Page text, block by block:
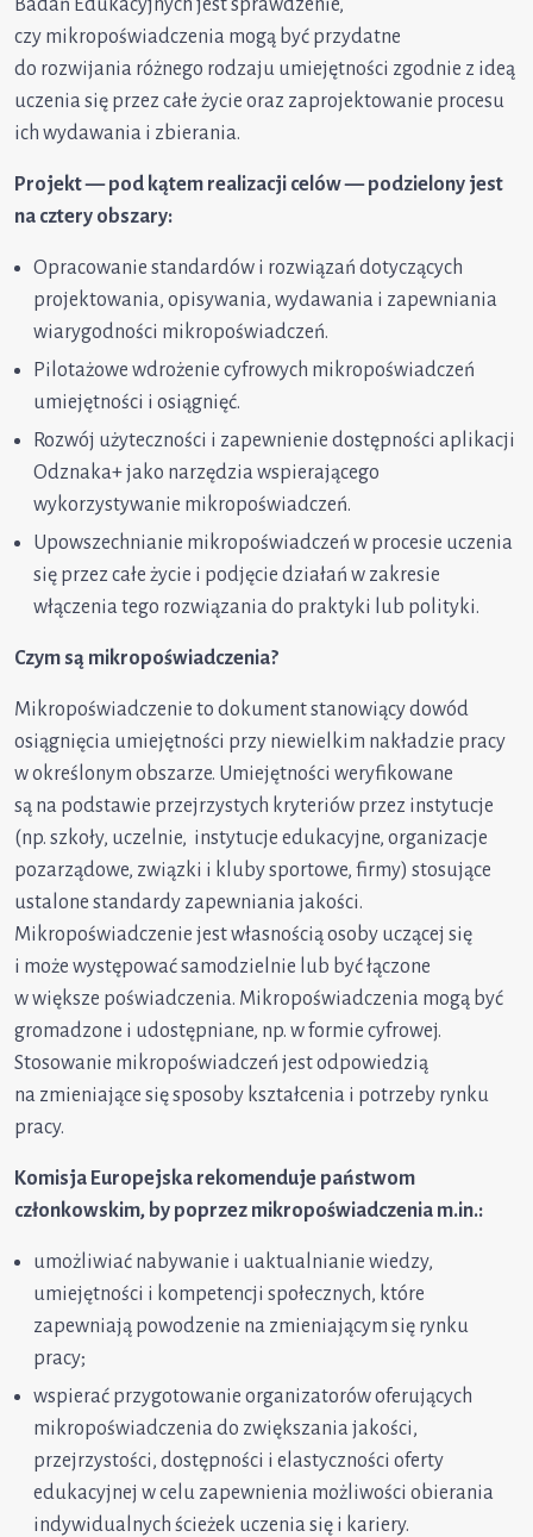
Badań Edukacyjnych jest sprawdzenie,
czy mikropoświadczenia mogą być przydatne
do rozwijania różnego rodzaju umiejętności zgodnie z ideą
uczenia się przez całe życie oraz zaprojektowanie procesu
ich wydawania i zbierania.
Projekt — pod kątem realizacji celów — podzielony jest
na cztery obszary:
Opracowanie standardów i rozwiązań dotyczących
projektowania, opisywania, wydawania i zapewniania
wiarygodności mikropoświadczeń.
Pilotażowe wdrożenie cyfrowych mikropoświadczeń
umiejętności i osiągnięć.
Rozwój użyteczności i zapewnienie dostępności aplikacji
Odznaka+ jako narzędzia wspierającego
wykorzystywanie mikropoświadczeń.
Upowszechnianie mikropoświadczeń w procesie uczenia
się przez całe życie i podjęcie działań w zakresie
włączenia tego rozwiązania do praktyki lub polityki.
Czym są mikropoświadczenia?
Mikropoświadczenie to dokument stanowiący dowód
osiągnięcia umiejętności przy niewielkim nakładzie pracy
w określonym obszarze. Umiejętności weryfikowane
są na podstawie przejrzystych kryteriów przez instytucje
(np. szkoły, uczelnie, instytucje edukacyjne, organizacje
pozarządowe, związki i kluby sportowe, firmy) stosujące
ustalone standardy zapewniania jakości.
Mikropoświadczenie jest własnością osoby uczącej się
i może występować samodzielnie lub być łączone
w większe poświadczenia. Mikropoświadczenia mogą być
gromadzone i udostępniane, np. w formie cyfrowej.
Stosowanie mikropoświadczeń jest odpowiedzią
na zmieniające się sposoby kształcenia i potrzeby rynku
pracy.
Komisja Europejska rekomenduje państwom
członkowskim, by poprzez mikropoświadczenia m.in.:
umożliwiać nabywanie i uaktualnianie wiedzy,
umiejętności i kompetencji społecznych, które
zapewniają powodzenie na zmieniającym się rynku
pracy;
wspierać przygotowanie organizatorów oferujących
mikropoświadczenia do zwiększania jakości,
przejrzystości, dostępności i elastyczności oferty
edukacyjnej w celu zapewnienia możliwości obierania
indywidualnych ścieżek uczenia się i kariery.